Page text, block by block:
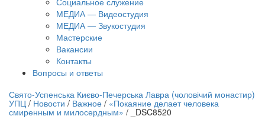
МЕДИА — Видеостудия
МЕДИА — Звукостудия
Мастерские
Вакансии
Контакты
Вопросы и ответы
трансляция | 12 сентября
трансляции
Свято-Успенська Києво-Печерська Лавра (чоловічий монастир)
УПЦ / Новости / Важное / «Покаяние делает человека
смиренным и милосердным» / _DSC8520